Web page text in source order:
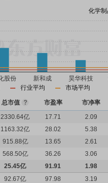
化学制
行业平均 市场平均
总市值 ? 市盈率 市净率
2330.64亿 17.71 2.09
1163.32亿 28.02 5.38
915.88亿 13.65 2.61
568.50亿 36.26 3.06
25.45亿 91.91 1.98
92.67亿 97.98 3.19